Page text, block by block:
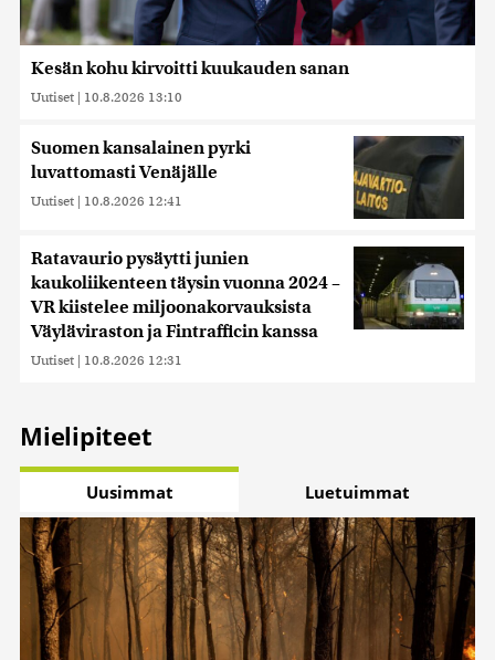
tietoja muihin tietoihin, joita olet antanut heille tai joita on
kerätty, kun olet käyttänyt heidän palvelujaan. Tietoja
saatetaan myös siirtää ulkomaille.
Kesän kohu kirvoitti kuukauden sanan
Uutiset | 10.8.2026 13:10
Suomen kansalainen pyrki
luvattomasti Venäjälle
Uutiset | 10.8.2026 12:41
Ratavaurio pysäytti junien
kaukoliikenteen täysin vuonna 2024 –
VR kiistelee miljoonakorvauksista
Väyläviraston ja Fintrafficin kanssa
Uutiset | 10.8.2026 12:31
Mielipiteet
Uusimmat Luetuimmat